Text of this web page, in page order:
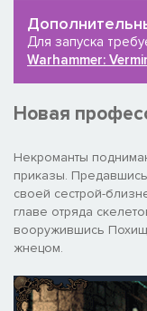
Для запуска
Warhammer:
Новая
Некроманты
приказы.
своей сестрой-
главе отряда
вооружившись
жнецом.